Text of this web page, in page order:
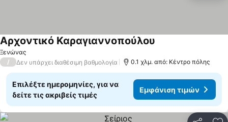
Ξενώνας
Αρχοντικό Καραγιαννοπούλου
/ Δεν υπάρχει διαθέσιμη βαθμολογία 0.1 χλμ. από: Κέντρο πόλης
Επιλέξτε ημερομηνίες, για να
δείτε τις ακριβείς τιμές
Εμφάνιση τιμών